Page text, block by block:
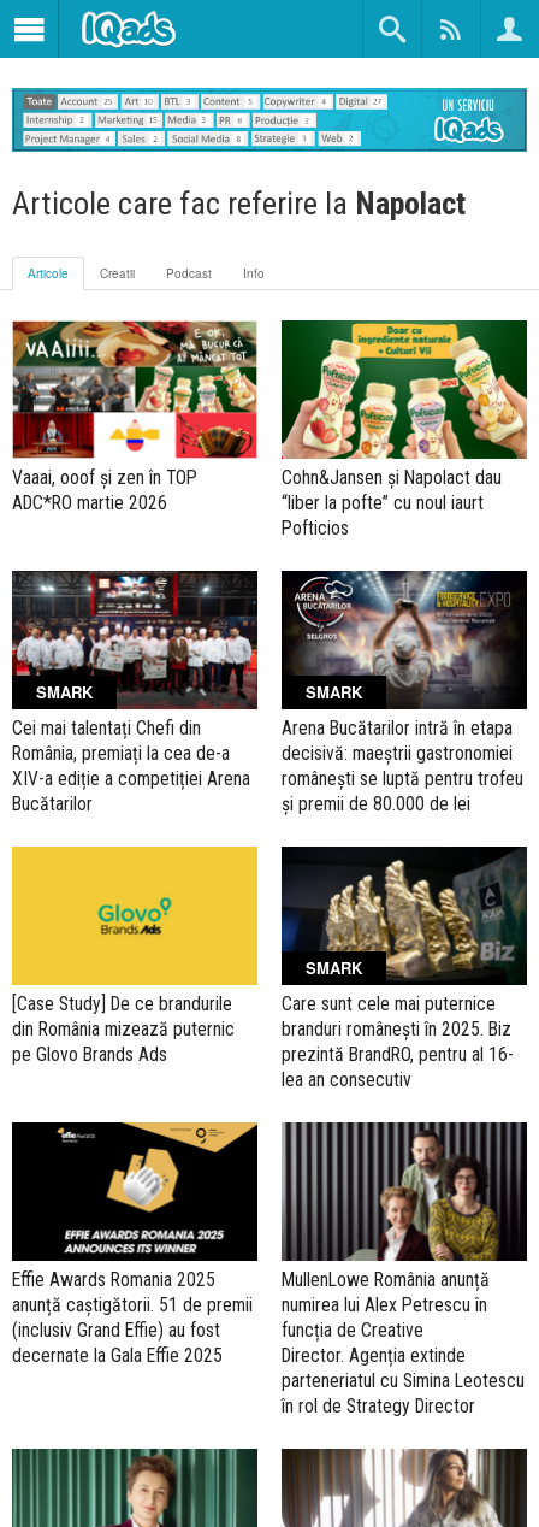
Articole care fac referire la Napolact
Articole Creatii Podcast Info
Vaaai, ooof și zen în TOP
ADC*RO martie 2026
Cohn&Jansen și Napolact dau
“liber la pofte” cu noul iaurt
Pofticios
SMARK
Cei mai talentați Chefi din
România, premiați la cea de-a
XIV-a ediție a competiției Arena
Bucătarilor
SMARK
Arena Bucătarilor intră în etapa
decisivă: maeștrii gastronomiei
românești se luptă pentru trofeu
și premii de 80.000 de lei
[Case Study] De ce brandurile
din România mizează puternic
pe Glovo Brands Ads
SMARK
Care sunt cele mai puternice
branduri românești în 2025. Biz
prezintă BrandRO, pentru al 16-
lea an consecutiv
Effie Awards Romania 2025
anunță caștigătorii. 51 de premii
(inclusiv Grand Effie) au fost
decernate la Gala Effie 2025
MullenLowe România anunță
numirea lui Alex Petrescu în
funcția de Creative
Director. Agenția extinde
parteneriatul cu Simina Leotescu
în rol de Strategy Director